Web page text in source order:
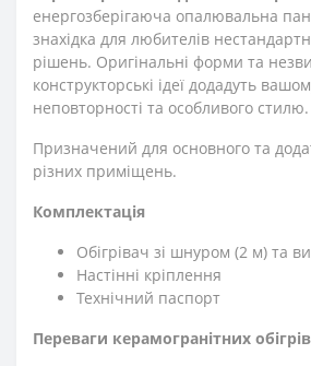
енергозберігаюча опалювальна
знахідка для любителів
рішень. Оригінальні форми та
конструкторські ідеї додадуть
неповторності та особливого стилю.
Призначений для основного та
різних приміщень.
Комплектація
Обігрівач зі шнуром (2 м) та
Настінні кріплення
Технічний паспорт
Переваги керамогранітних